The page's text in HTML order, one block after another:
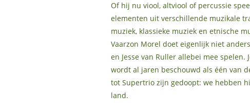
Of hij nu viool, altviool of percussie
elementen uit verschillende muzikale
muziek, klassieke muziek en etnische
Vaarzon Morel doet eigenlijk niet
en Jesse van Ruller allebei mee
wordt al jaren beschouwd als één van
tot Supertrio zijn gedoopt: we hebben
land.